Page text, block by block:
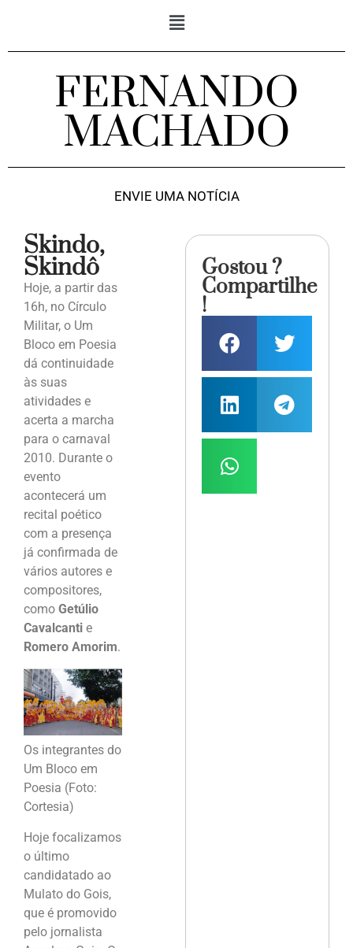
FERNANDO
MACHADO
ENVIE UMA NOTÍCIA
Skindo,
Skindô
Hoje, a partir das
16h, no Círculo
Militar, o Um
Bloco em Poesia
dá continuidade
às suas
atividades e
acerta a marcha
para o carnaval
2010. Durante o
evento
acontecerá um
recital poético
com a presença
já confirmada de
vários autores e
compositores,
como Getúlio
Cavalcanti e
Romero Amorim.
Os integrantes do
Um Bloco em
Poesia (Foto:
Cortesia)
Hoje focalizamos
o último
candidatado ao
Mulato do Gois,
que é promovido
pelo jornalista
Gostou ?
Compartilhe
!